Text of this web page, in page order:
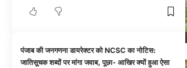
पंजाब की जनगणना डायरेक्टर को NCSC का नोटिस:
जातिसूचक शब्दों पर मांगा जवाब, पूछा- आखिर क्यों हुआ ऐसा